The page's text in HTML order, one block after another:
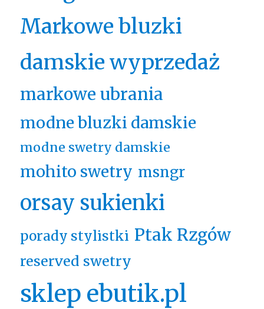
Markowe bluzki
damskie wyprzedaż
markowe ubrania
modne bluzki damskie
modne swetry damskie
mohito swetry msngr
orsay sukienki
porady stylistki Ptak Rzgów
reserved swetry
sklep ebutik.pl